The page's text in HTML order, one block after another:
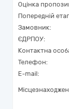
Оцінка
Попередній
Замовник:
ЄДРПОУ:
Контактна
Телефон:
E-mail: